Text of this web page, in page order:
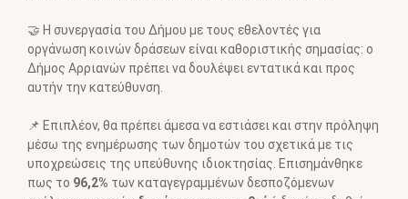
🤝 Η συνεργασία του Δήμου με τους εθελοντές για
οργάνωση κοινών δράσεων είναι καθοριστικής σημασίας: ο
Δήμος Αρριανών πρέπει να δουλέψει εντατικά και προς
αυτήν την κατεύθυνση.
📌 Επιπλέον, θα πρέπει άμεσα να εστιάσει και στην πρόληψη
μέσω της ενημέρωσης των δημοτών του σχετικά με τις
υποχρεώσεις της υπεύθυνης ιδιοκτησίας. Επισημάνθηκε
πως το 96,2% των καταγεγραμμένων δεσποζόμενων